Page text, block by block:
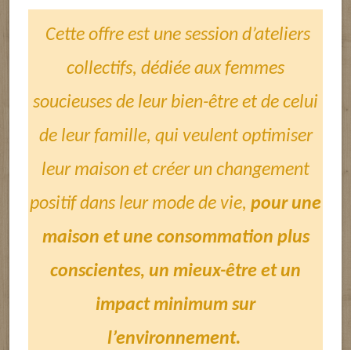
Cette offre est une session d’ateliers
collectifs, dédiée aux femmes
soucieuses de leur bien-être et de celui
de leur famille, qui veulent optimiser
leur maison et créer un changement
positif dans leur mode de vie, pour une
maison et une consommation plus
conscientes, un mieux-être et un
impact minimum sur
l’environnement.